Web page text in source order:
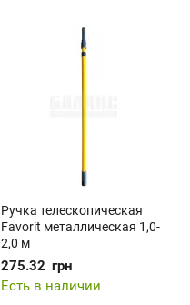
Ручка телескопическая
Favorit металлическая 1,0-
2,0 м
275.32 грн
Есть в наличии